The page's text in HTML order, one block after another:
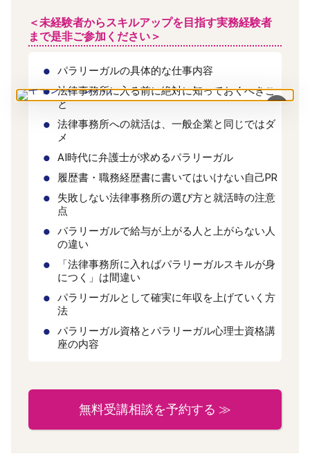
×
＜未経験者からスキルアップを目指す実務経験者
まで是非ご参加ください＞
パラリーガルの具体的な仕事内容
法律事務所に入る前に絶対に知っておくべきこ
と
法律事務所への就活は、一般企業と同じではダ
メ
AI時代に弁護士が求めるパラリーガル
履歴書・職務経歴書に書いてはいけない自己PR
失敗しない法律事務所の選び方と就活時の注意
点
パラリーガルで給与が上がる人と上がらない人
の違い
「法律事務所に入ればパラリーガルスキルが身
につく」は間違い
パラリーガルとして確実に年収を上げていく方
法
パラリーガル資格とパラリーガル心理士資格講
座の内容
無料受講相談を予約する ≫